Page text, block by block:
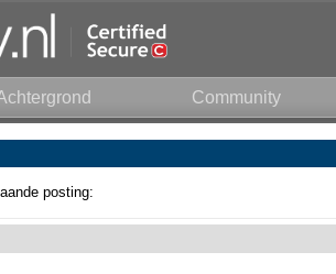
Community
posting: